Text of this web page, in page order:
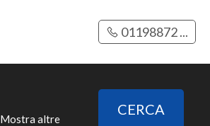
01198872 ...
Mostra altre
CERCA